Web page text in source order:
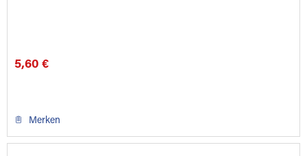
5,60 €
Merken